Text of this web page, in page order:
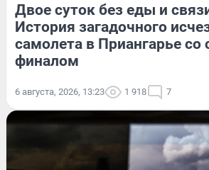
Двое суток без еды и
История загадочного
самолета в Приангарье
финалом
6 августа, 2026, 13:23 1 918 7